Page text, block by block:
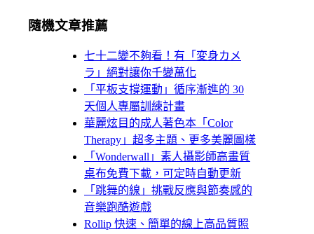
隨機文章推薦
七十二變不夠看！有「変身カメ
ラ」絕對讓你千變萬化
「平板支撐運動」循序漸進的 30
天個人專屬訓練計畫
華麗炫目的成人著色本「Color
Therapy」超多主題、更多美麗圖樣
「Wonderwall」素人攝影師高畫質
桌布免費下載，可定時自動更新
「跳舞的線」挑戰反應與節奏感的
音樂跑酷遊戲
Rollip 快速、簡單的線上高品質照